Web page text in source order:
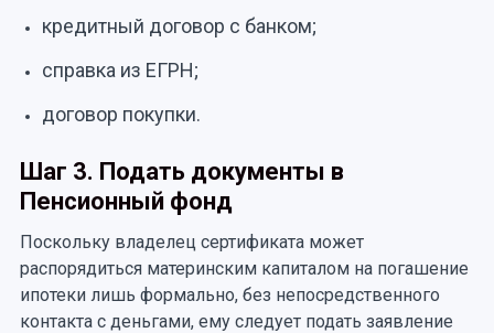
кредитный договор с банком;
справка из ЕГРН;
договор покупки.
Шаг 3. Подать документы в
Пенсионный фонд
Поскольку владелец сертификата может
распорядиться материнским капиталом на погашение
ипотеки лишь формально, без непосредственного
контакта с деньгами, ему следует подать заявление